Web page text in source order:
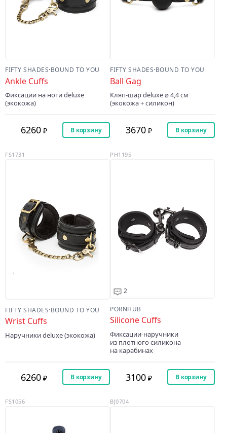
FIFTY SHADES·BOUND TO YOU
Ankle Cuffs
Фиксации на ноги deluxe
(экокожа)
6260 В корзину
FIFTY SHADES·BOUND TO YOU
Ball Gag
Кляп-шар deluxe ⌀ 4,4 cм
(экокожа + силикон)
3670 В корзину
FIFTY SHADES·BOUND TO YOU
Wrist Cuffs
Наручники deluxe (экокожа)
FS1731
6260 В корзину
2
PORNHUB
Silicone Cuffs
Фиксации-наручники
из плотного силикона
на карабинах
PH1195
3100 В корзину
FS1056 BJ0704